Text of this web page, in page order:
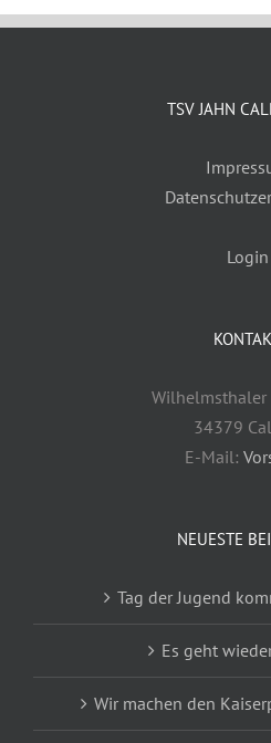
TSV JAHN
Login
Wilhelmsthaler
34379
E-Mail:
NEUESTE
Tag der Jugend
Es geht
Wir machen den